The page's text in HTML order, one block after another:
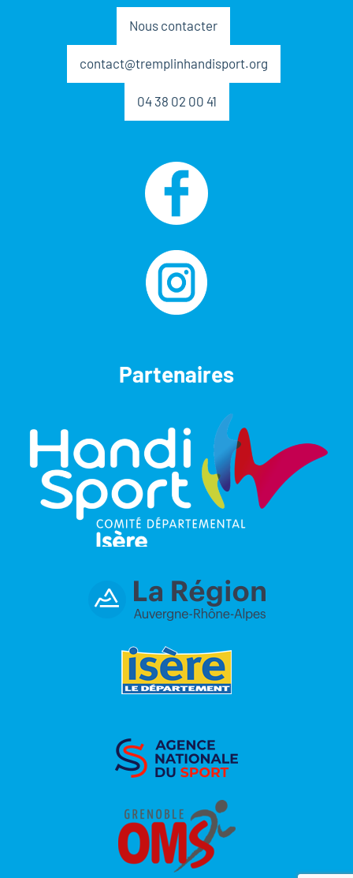
Nous contacter
contact@tremplinhandisport.org
04 38 02 00 41
Partenaires